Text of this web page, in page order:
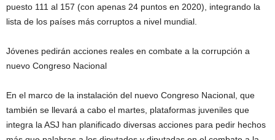
puesto 111 al 157 (con apenas 24 puntos en 2020), integrando la
lista de los países más corruptos a nivel mundial.
Jóvenes pedirán acciones reales en combate a la corrupción a
nuevo Congreso Nacional
En el marco de la instalación del nuevo Congreso Nacional, que
también se llevará a cabo el martes, plataformas juveniles que
integra la ASJ han planificado diversas acciones para pedir hechos